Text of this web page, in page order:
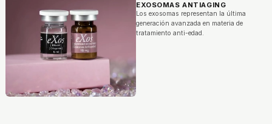
EXOSOMAS ANTIAGING
Los exosomas representan la última
generación avanzada en materia de
tratamiento anti-edad.